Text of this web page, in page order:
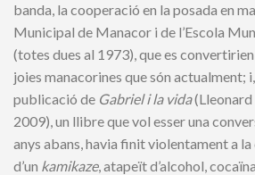
banda, la cooperació en la posada en
Municipal de Manacor i de l’Escola
(totes dues al 1973), que es
joies manacorines que són actualment;
publicació de Gabriel i la vida(Lleonard
2009), un llibre que vol esser una
anys abans, havia finit violentament a
d’un kamikaze, atapeït d’alcohol,